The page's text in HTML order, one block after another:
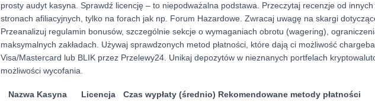
prosty audyt kasyna. Sprawdź licencję – to niepodważalna podstawa. Przeczytaj recenzje od
stronach afiliacyjnych, tylko na forach jak np. Forum Hazardowe. Zwracaj uwagę na skargi
Przeanalizuj regulamin bonusów, szczególnie sekcje o wymaganiach obrotu (wagering),
maksymalnych zakładach. Używaj sprawdzonych metod płatności, które dają ci możliwość
Visa/Mastercard lub BLIK przez Przelewy24. Unikaj depozytów w nieznanych portfelach
możliwości wycofania.
Nazwa Kasyna Licencja Czas wypłaty (średnio) Rekomendowane metody płatności